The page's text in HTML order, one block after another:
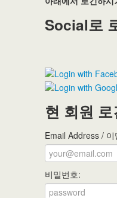
Social로
현 회원 로
Email Address / 이
비밀번호: